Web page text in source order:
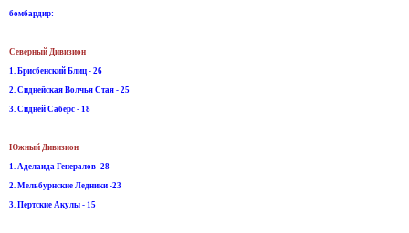
бомбардир:
Северный Дивизион
1. Брисбенский Блиц - 26
2. Сиднейская Волчья Стая - 25
3. Сидней Саберс - 18
Южный Дивизион
1. Аделаида Генералов -28
2. Мельбурнские Ледники -23
3. Пертские Акулы - 15